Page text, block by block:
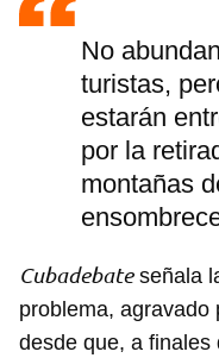
No
turistas,
estarán
por la
montañas
Cubadebateseñala
problema, agravado
desde que, a finales